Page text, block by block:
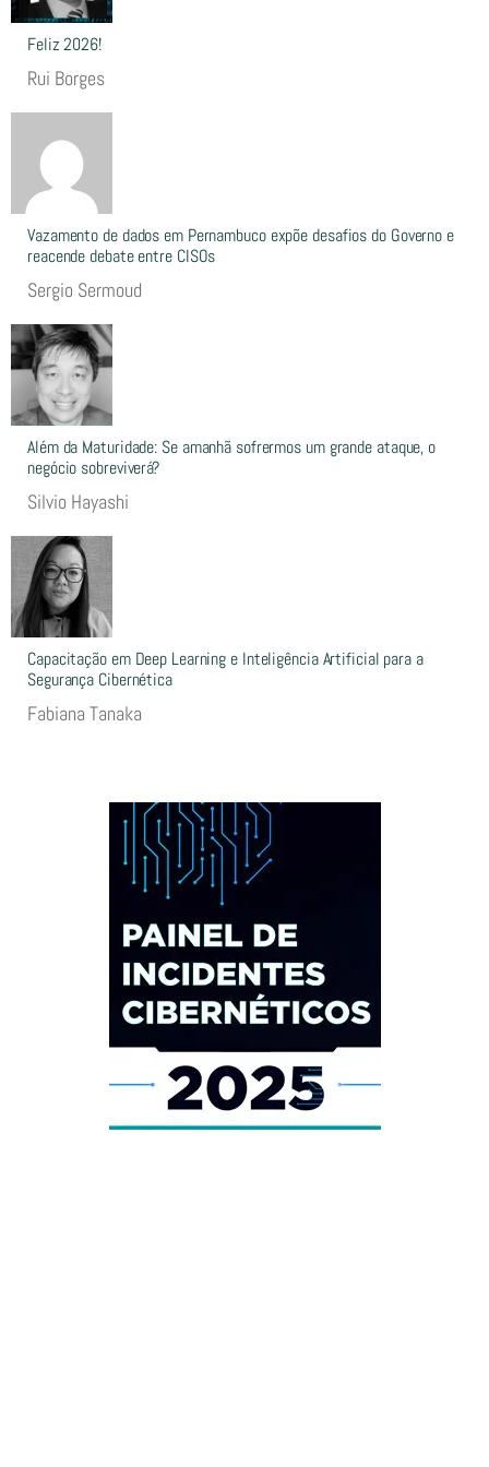
Feliz 2026!
Rui Borges
Vazamento de dados em Pernambuco expõe desafios do Governo e
reacende debate entre CISOs
Sergio Sermoud
Além da Maturidade: Se amanhã sofrermos um grande ataque, o
negócio sobreviverá?
Silvio Hayashi
Capacitação em Deep Learning e Inteligência Artificial para a
Segurança Cibernética
Fabiana Tanaka